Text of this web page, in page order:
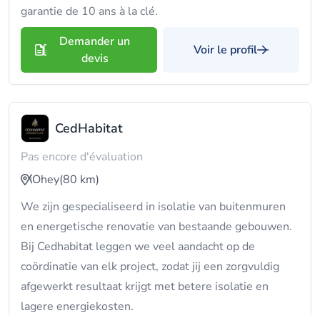
garantie de 10 ans à la clé.
Demander un
devis
Voir le profil
CedHabitat
Pas encore d'évaluation
Ohey(80 km)
We zijn gespecialiseerd in isolatie van buitenmuren
en energetische renovatie van bestaande gebouwen.
Bij Cedhabitat leggen we veel aandacht op de
coördinatie van elk project, zodat jij een zorgvuldig
afgewerkt resultaat krijgt met betere isolatie en
lagere energiekosten.